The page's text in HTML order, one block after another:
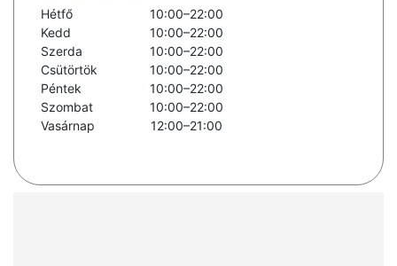
Hétfő
10:00–22:00
Kedd
10:00–22:00
Szerda
10:00–22:00
Csütörtök
10:00–22:00
Péntek
10:00–22:00
Szombat
10:00–22:00
Vasárnap
12:00–21:00